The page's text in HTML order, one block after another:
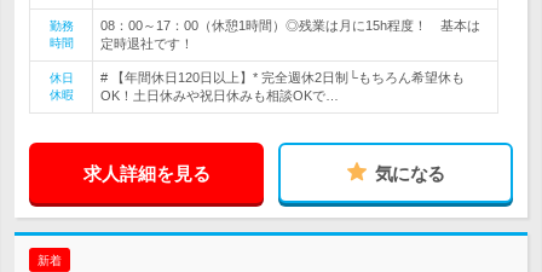
勤務
時間
08：00～17：00（休憩1時間）◎残業は月に15h程度！ 基本は
定時退社です！
休日
休暇
# 【年間休日120日以上】* 完全週休2日制└もちろん希望休も
OK！土日休みや祝日休みも相談OKで…
求人詳細を見る 気になる
新着